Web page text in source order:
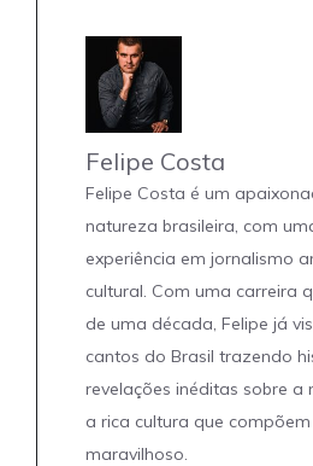
Felipe Costa
Felipe Costa é um
natureza brasileira, com
experiência em jornalismo
cultural. Com uma carreira
de uma década, Felipe já
cantos do Brasil trazendo
revelações inéditas sobre a
a rica cultura que
maravilhoso.